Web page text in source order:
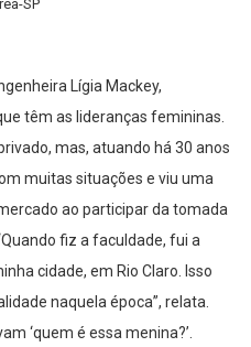
têm as lideranças femininas.
mas, atuando há 30 anos
muitas situações e viu uma
ao participar da tomada
fiz a faculdade, fui a
cidade, em Rio Claro. Isso
naquela época”, relata.
‘quem é essa menina?’.
a minha vida, mas não pode ser